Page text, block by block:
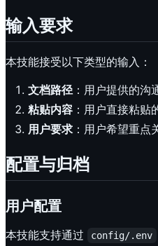
输入要求
本技能接受以下类型的输入：
文档路径 ：用户提供的沟
粘贴内容 ：用户直接粘贴
用户要求 ：用户希望重点
配置与归档
用户配置
本技能支持通过 config/.env